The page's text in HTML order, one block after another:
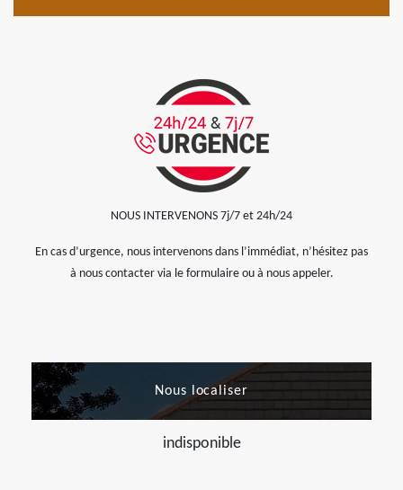
NOUS INTERVENONS 7j/7 et 24h/24
En cas d’urgence, nous intervenons dans l’immédiat, n’hésitez pas
à nous contacter via le formulaire ou à nous appeler.
Nous localiser
indisponible